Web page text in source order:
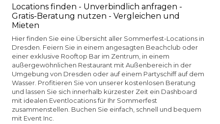
Locations finden - Unverbindlich anfragen -
Gratis-Beratung nutzen - Vergleichen und
Mieten
Hier finden Sie eine Übersicht aller Sommerfest-Locations in
Dresden. Feiern Sie in einem angesagten Beachclub oder
einer exklusive Rooftop Bar im Zentrum, in einem
außergewöhnlichen Restaurant mit Außenbereich in der
Umgebung von Dresden oder auf einem Partyschiff auf dem
Wasser. Profitieren Sie von unserer kostenlosen Beratung
und lassen Sie sich innerhalb kürzester Zeit ein Dashboard
mit idealen Eventlocations für Ihr Sommerfest
zusammenstellen. Buchen Sie einfach, schnell und bequem
mit Event Inc.